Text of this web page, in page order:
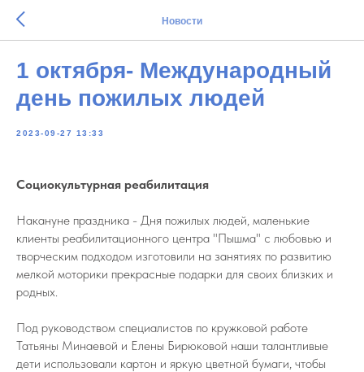
Новости
1 октября- Международный
день пожилых людей
2023-09-27 13:33
Социокультурная реабилитация
Накануне праздника - Дня пожилых людей, маленькие
клиенты реабилитационного центра "Пышма" с любовью и
творческим подходом изготовили на занятиях по развитию
мелкой моторики прекрасные подарки для своих близких и
родных.
Под руководством специалистов по кружковой работе
Татьяны Минаевой и Елены Бирюковой наши талантливые
дети использовали картон и яркую цветной бумаги, чтобы